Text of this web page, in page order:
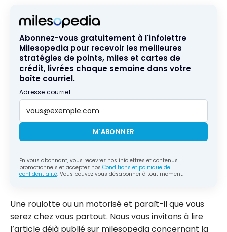
Abonnez-vous gratuitement à l'infolettre
Milesopedia pour recevoir les meilleures
stratégies de points, miles et cartes de
crédit, livrées chaque semaine dans votre
boîte courriel.
Adresse courriel
M'ABONNER
En vous abonnant, vous recevrez nos infolettres et contenus
promotionnels et acceptez nos Conditions et politique de
confidentialité. Vous pouvez vous désabonner à tout moment.
Une roulotte ou un motorisé et paraît-il que vous
serez chez vous partout. Nous vous invitons à lire
l’article déjà publié sur milesopedia concernant la